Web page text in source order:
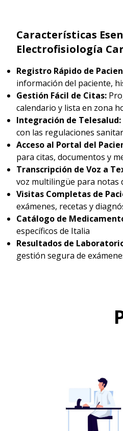
Características
Electrofisiología
Registro Rápido de
información del paciente,
Gestión Fácil de Citas:
calendario y lista en zona
Integración de Telesalud:
con las regulaciones
Acceso al Portal del
para citas, documentos y
Transcripción de Voz a
voz multilingüe para notas
Visitas Completas de
exámenes, recetas y
Catálogo de
específicos de Italia
Resultados de
gestión segura de